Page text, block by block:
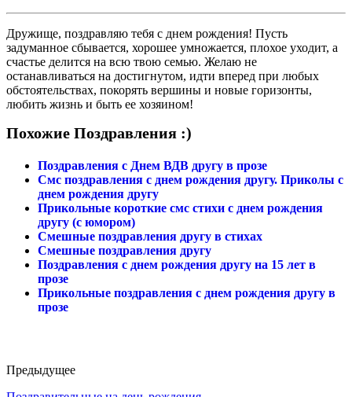
Дружище, поздравляю тебя с днем рождения! Пусть
задуманное сбывается, хорошее умножается, плохое уходит, а
счастье делится на всю твою семью. Желаю не
останавливаться на достигнутом, идти вперед при любых
обстоятельствах, покорять вершины и новые горизонты,
любить жизнь и быть ее хозяином!
Похожие Поздравления :)
Поздравления с Днем ВДВ другу в прозе
Смс поздравления с днем рождения другу. Приколы с
днем рождения другу
Прикольные короткие смс стихи с днем рождения
другу (с юмором)
Смешные поздравления другу в стихах
Смешные поздравления другу
Поздравления с днем рождения другу на 15 лет в
прозе
Прикольные поздравления с днем рождения другу в
прозе
Предыдущее